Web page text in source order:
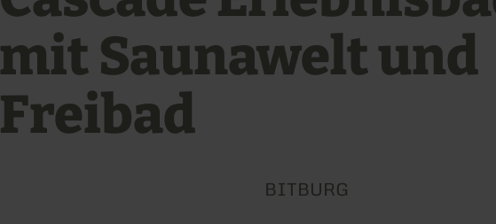
mit Saunawelt und
Freibad
BITBURG